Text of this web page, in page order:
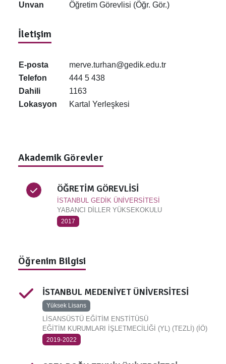
Unvan
Öğretim Görevlisi (Öğr. Gör.)
İletişim
E-posta
merve.turhan@gedik.edu.tr
Telefon
444 5 438
Dahili
1163
Lokasyon
Kartal Yerleşkesi
Akademik Görevler
ÖĞRETİM GÖREVLİSİ
İSTANBUL GEDİK ÜNİVERSİTESİ
YABANCI DİLLER YÜKSEKOKULU
2017
Öğrenim Bilgisi
İSTANBUL MEDENİYET ÜNİVERSİTESİ
Yüksek Lisans
LİSANSÜSTÜ EĞİTİM ENSTİTÜSÜ
EĞİTİM KURUMLARI İŞLETMECİLİĞİ (YL) (TEZLİ) (İÖ)
2019-2022